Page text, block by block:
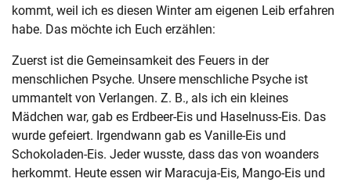
kommt, weil ich es diesen Winter am eigenen Leib erfahren
habe. Das möchte ich Euch erzählen:
Zuerst ist die Gemeinsamkeit des Feuers in der
menschlichen Psyche. Unsere menschliche Psyche ist
ummantelt von Verlangen. Z. B., als ich ein kleines
Mädchen war, gab es Erdbeer-Eis und Haselnuss-Eis. Das
wurde gefeiert. Irgendwann gab es Vanille-Eis und
Schokoladen-Eis. Jeder wusste, dass das von woanders
herkommt. Heute essen wir Maracuja-Eis, Mango-Eis und